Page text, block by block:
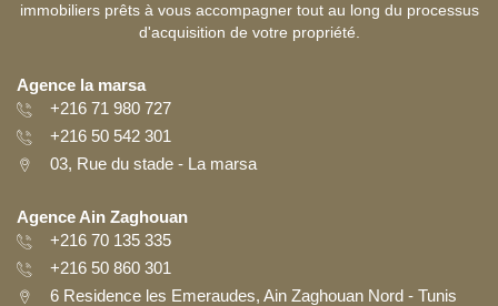
immobiliers prêts à vous accompagner tout au long du processus
d'acquisition de votre propriété.
Agence la marsa
+216 71 980 727
+216 50 542 301
03, Rue du stade - La marsa
Agence Ain Zaghouan
+216 70 135 335
+216 50 860 301
6 Residence les Emeraudes, Ain Zaghouan Nord - Tunis